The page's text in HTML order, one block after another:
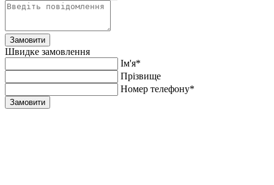
Замовити
Швидке замовлення
Ім'я*
Прiзвище
Номер телефону*